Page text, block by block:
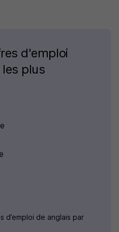
d'emploi
plus
d’emploi de anglais par